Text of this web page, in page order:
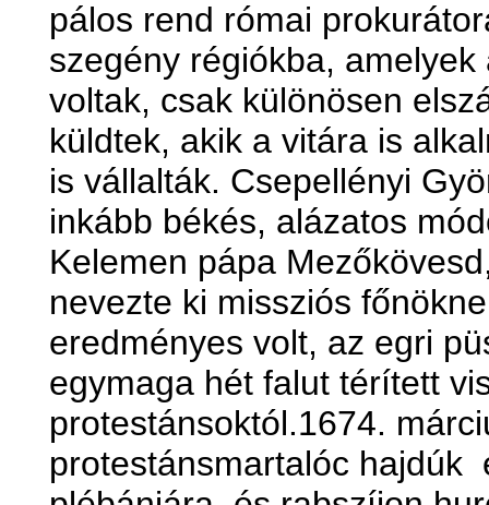
pálos rend római
szegény régiókba,
voltak, csak különösen
küldtek, akik a vitára is
is vállalták. Csepellényi
inkább békés, alázatos
Kelemen pápa
nevezte ki missziós
eredményes volt, az egri
egymaga hét falut térített
protestánsoktól.1674.
protestánsmartalóc hajdúk